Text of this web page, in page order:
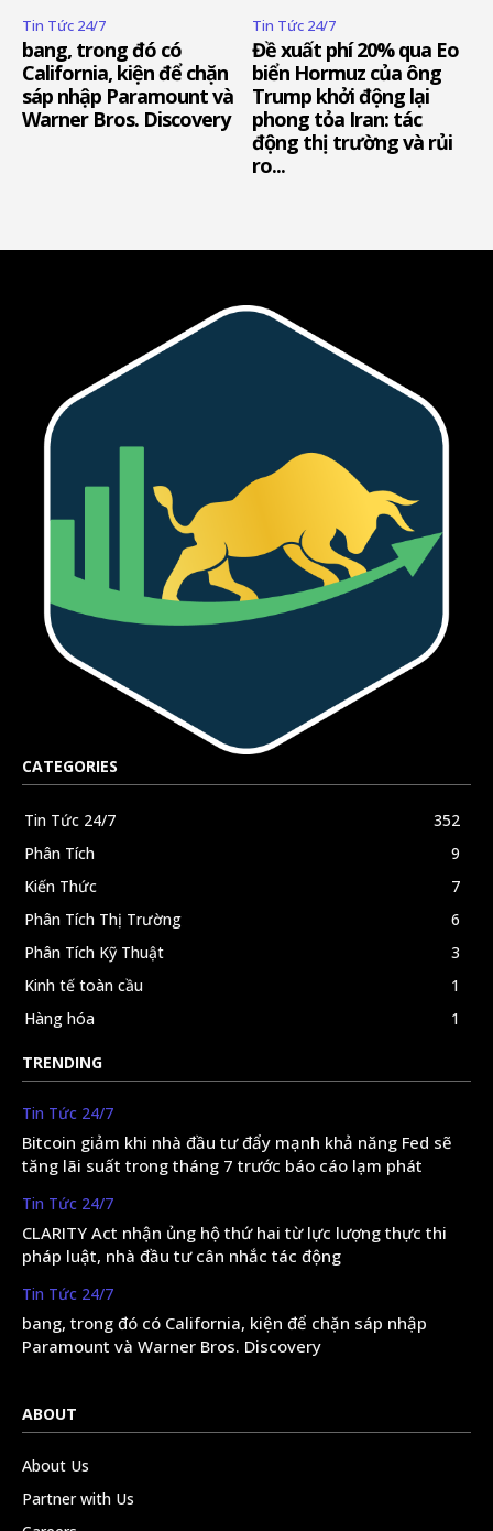
Tin Tức 24/7
bang, trong đó có
California, kiện để chặn
sáp nhập Paramount và
Warner Bros. Discovery
Tin Tức 24/7
Đề xuất phí 20% qua Eo
biển Hormuz của ông
Trump khởi động lại
phong tỏa Iran: tác
động thị trường và rủi
ro...
CATEGORIES
Tin Tức 24/7
352
Phân Tích
9
Kiến Thức
7
Phân Tích Thị Trường
6
Phân Tích Kỹ Thuật
3
Kinh tế toàn cầu
1
Hàng hóa
1
TRENDING
Tin Tức 24/7
Bitcoin giảm khi nhà đầu tư đẩy mạnh khả năng Fed sẽ
tăng lãi suất trong tháng 7 trước báo cáo lạm phát
Tin Tức 24/7
CLARITY Act nhận ủng hộ thứ hai từ lực lượng thực thi
pháp luật, nhà đầu tư cân nhắc tác động
Tin Tức 24/7
bang, trong đó có California, kiện để chặn sáp nhập
Paramount và Warner Bros. Discovery
ABOUT
About Us
Partner with Us